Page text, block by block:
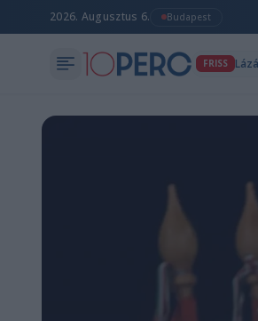
2026. Augusztus 6. Budapest
FRISS